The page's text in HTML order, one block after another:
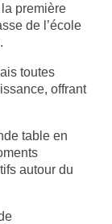
première
de l’école
toutes
offrant
table en
autour du